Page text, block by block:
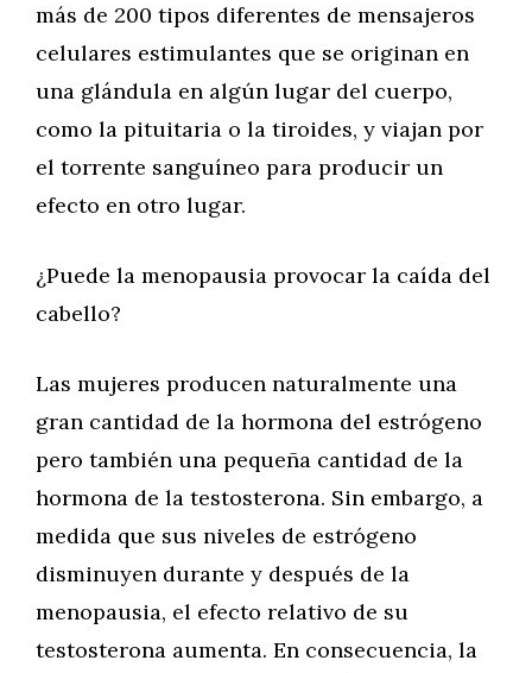
más de 200 tipos diferentes de mensajeros
celulares estimulantes que se originan en
una glándula en algún lugar del cuerpo,
como la pituitaria o la tiroides, y viajan por
el torrente sanguíneo para producir un
efecto en otro lugar.
¿Puede la menopausia provocar la caída del
cabello?
Las mujeres producen naturalmente una
gran cantidad de la hormona del estrógeno
pero también una pequeña cantidad de la
hormona de la testosterona. Sin embargo, a
medida que sus niveles de estrógeno
disminuyen durante y después de la
menopausia, el efecto relativo de su
testosterona aumenta. En consecuencia, la